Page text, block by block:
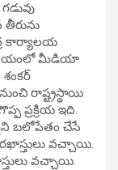
కార్యాలయ
మీడియా
రాష్ట్రస్థాయి
ప్రక్రియ ఇది.
బలోపేతం చేసే
వచ్చాయి.
వచ్చాయి.